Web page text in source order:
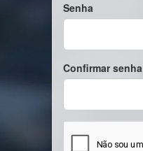
Senha
Confirmar senha